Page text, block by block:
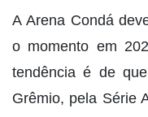
A Arena Condá
o momento em
tendência é de
Grêmio, pela Série